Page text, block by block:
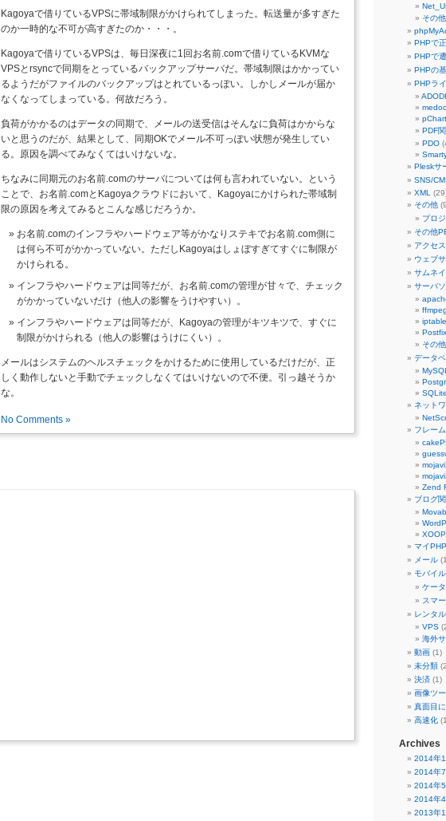
Kagoyaで借りているVPSに帯域制限がかけられてしまった。転送量が多すぎた
のか一時的な不可が高すぎたのか・・・。
Kagoyaで借りているVPSは、毎日深夜に1回お名前.comで借りているKVMな
VPSとrsyncで同期をとっているバックアップサーバだ。帯域制限はかかってい
るようだがファイルのバックアップはとれているっぽい。しかしメールが届か
なくなってしまっている。何故だろう。
負荷がかかるのはデータの同期で、メールの送受信はそんなに負荷はかからな
いと思うのだが、結果として、同期OKでメール不可っぽい状態が発生してい
る。原因を調べてみなくてはいけないな。
ちなみに同期元のお名前.comのサーバについては何も言われていない。という
ことで、お名前.comとKagoyaクラウドにおいて、Kagoyaにかけられた帯域制
限の原因を考えてみるとこんな感じだろうか。
お名前.comのインフラやハードウェア等がかなりステキでお名前.com側に
は何ら不可がかかっていない。ただしKagoyaはしょぼすぎてすぐに制限が
かけられる。
インフラやハードウェアは同等だが、お名前.comの管理が甘々で、チェック
がかかっていないだけ（他人の影響をうけやすい）。
インフラやハードウェアは同等だが、Kagoyaの管理がキツキツで、すぐに
制限がかけられる（他人の影響はうけにくい）。
メールはシステムのヘルスチェックをかけるために使用しているだけだが、正
しく動作しないと手動でチェックしなくてはいけないので不便。引っ越そうか
な。
No Comments »
その
PHPで
PHPで
PHPの
PHPラ
pChart
PDF
PDO
Pleskサ
SNS/
XML
その他
プロ
その他
アクセ
ウェブ
サムネ
サーバ
ffmpeg
Postfix
その他
データ
MySQL
SQLite
ネット
フレー
Zend
ブログ
マイ
メール
モバイル
ケータ
スマ
レンタ
VPS
海外
動画 (1)
未分類
決済 (1)
画像ツ
真面目
高速化
Archives
2014年
2014年7
2014年5
2014年4
2013年